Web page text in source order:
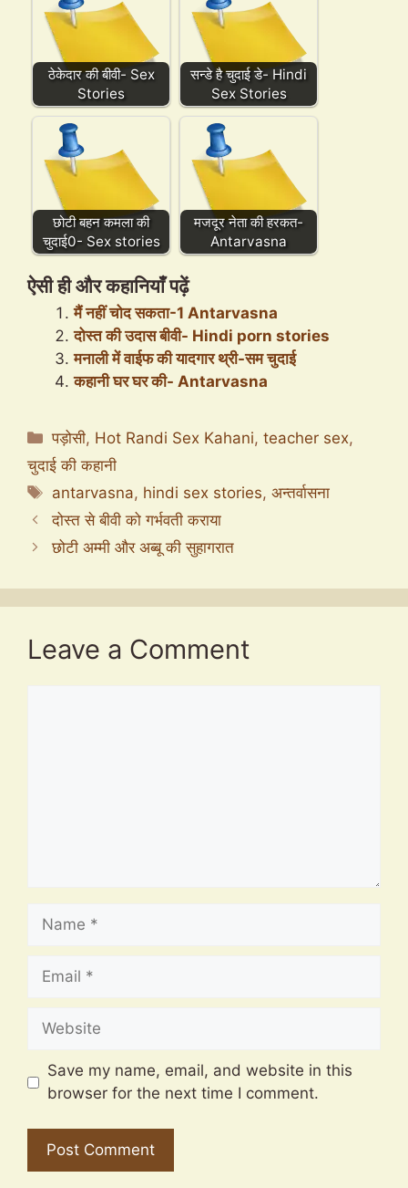
ठेकेदार की बीवी- Sex
Stories
सन्डे है चुदाई डे- Hindi
Sex Stories
छोटी बहन कमला की
चुदाई0- Sex stories
मजदूर नेता की हरकत-
Antarvasna
ऐसी ही और कहानियाँ पढ़ें
मैं नहीं चोद सकता-1 Antarvasna
दोस्त की उदास बीवी- Hindi porn stories
मनाली में वाईफ की यादगार थ्री-सम चुदाई
कहानी घर घर की- Antarvasna
Categories
पड़ोसी, Hot Randi Sex Kahani,teacher sex,
चुदाई की कहानी
Tags
antarvasna, hindi sex stories,अन्तर्वासना
दोस्त से बीवी को गर्भवती कराया
छोटी अम्मी और अब्बू की सुहागरात
Leave a Comment
Name
Email
Website
Save my name, email, and website in this
browser for the next time I comment.